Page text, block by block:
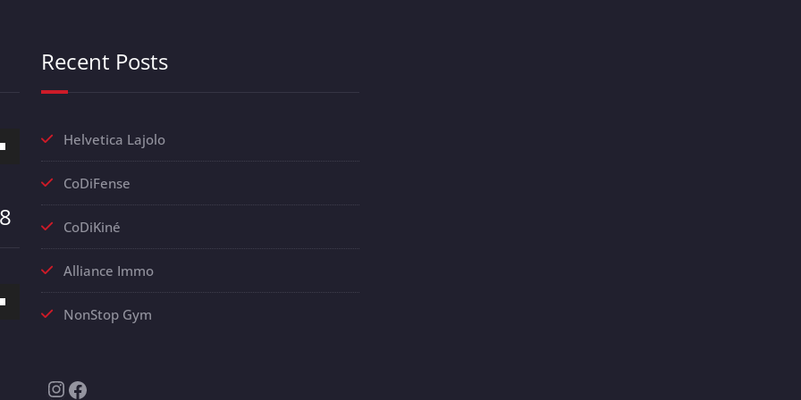
Recent Posts
Helvetica Lajolo
CoDiFense
CoDiKiné
Alliance Immo
NonStop Gym
Instagram
Facebook